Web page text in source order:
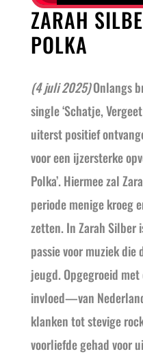
ZARAH
POLKA
(4 juli 2025)Onlangs
single ‘Schatje,
uiterst positief
voor een ijzersterke
Polka’. Hiermee zal
periode menige kroeg
zetten. In Zarah Silber
passie voor muziek
jeugd. Opgegroeid
invloed—van
klanken tot stevige
voorliefde gehad voor